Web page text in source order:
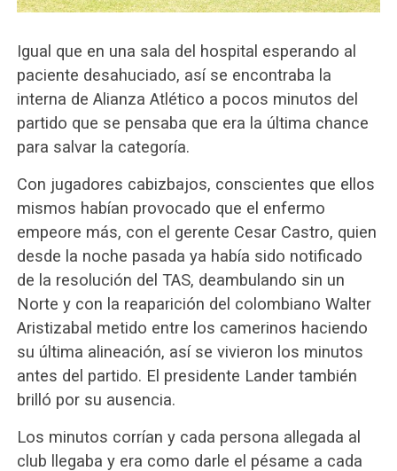
Igual que en una sala del hospital esperando al
paciente desahuciado, así se encontraba la
interna de Alianza Atlético a pocos minutos del
partido que se pensaba que era la última chance
para salvar la categoría.
Con jugadores cabizbajos, conscientes que ellos
mismos habían provocado que el enfermo
empeore más, con el gerente Cesar Castro, quien
desde la noche pasada ya había sido notificado
de la resolución del TAS, deambulando sin un
Norte y con la reaparición del colombiano Walter
Aristizabal metido entre los camerinos haciendo
su última alineación, así se vivieron los minutos
antes del partido. El presidente Lander también
brilló por su ausencia.
Los minutos corrían y cada persona allegada al
club llegaba y era como darle el pésame a cada